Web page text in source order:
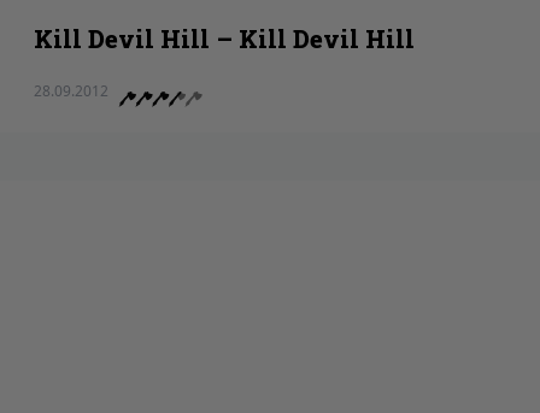
Kill Devil Hill – Kill Devil Hill
28.09.2012